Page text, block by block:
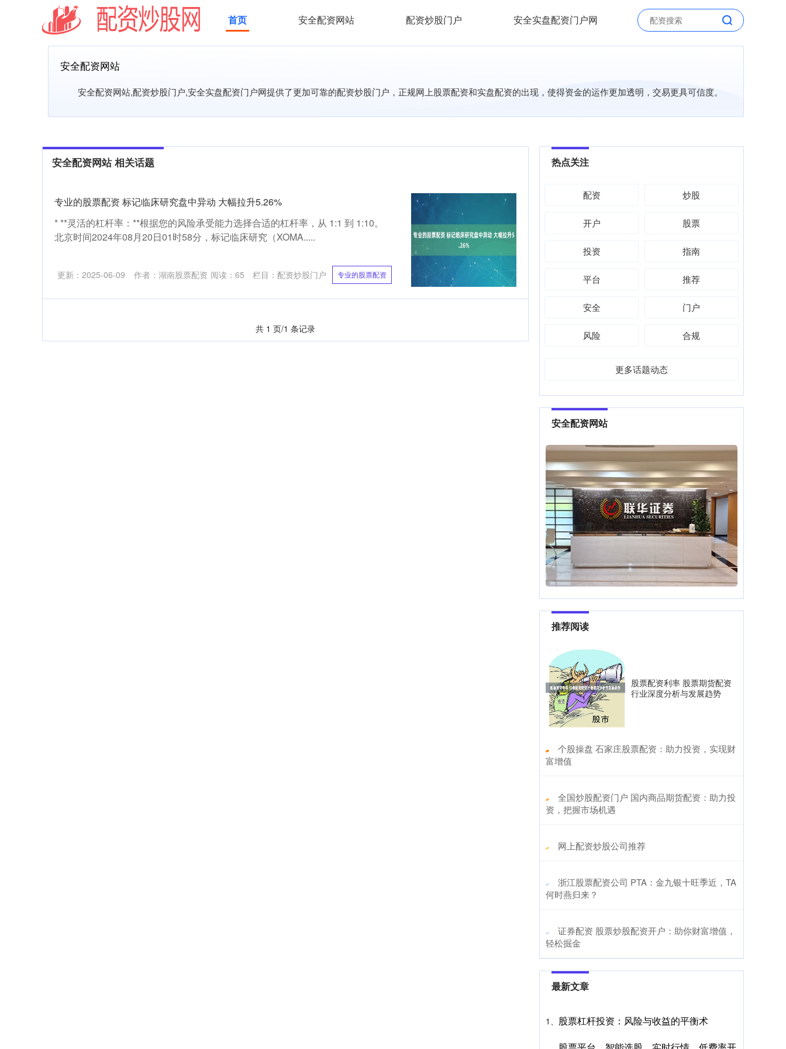
首页 安全配资网站 配资炒股门户 安全实盘配资门户网
安全配资网站
安全配资网站,配资炒股门户,安全实盘配资门户网提供了更加可靠的配资炒股门户，正规网上股票配资和实盘配资的出现，使得资金的运作更加透明，交易更具可信度。
安全配资网站 相关话题
专业的股票配资 标记临床研究盘中异动 大幅拉升5.26%
* **灵活的杠杆率：**根据您的风险承受能力选择合适的杠杆率，从 1:1 到 1:10。
北京时间2024年08月20日01时58分，标记临床研究（XOMA.....
更新：2025-06-09 作者：湖南股票配资 阅读： 65 栏目： 配资炒股门户 专业的股票配资
共 1 页/1 条记录
热点关注
配资 炒股
开户 股票
投资 指南
平台 推荐
安全 门户
风险 合规
更多话题动态
安全配资网站
推荐阅读
股票配资利率 股票期货配资
行业深度分析与发展趋势
​个股操盘 石家庄股票配资：助力投资，实现财
富增值
​全国炒股配资门户 国内商品期货配资：助力投
资，把握市场机遇
​网上配资炒股公司推荐
​浙江股票配资公司 PTA：金九银十旺季近，TA
何时燕归来？
​证券配资 股票炒股配资开户：助你财富增值，
轻松掘金
最新文章
1、 股票杠杆投资：风险与收益的平衡术